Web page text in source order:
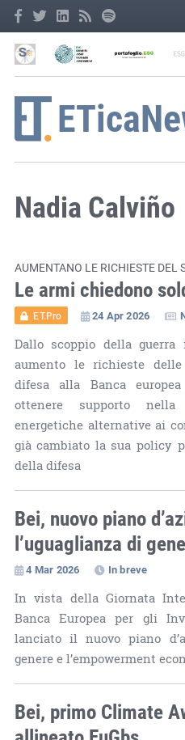
Nadia Calviño
AUMENTANO LE RICHIESTE DEL
Le armi chiedono
ET.Pro 24 Apr 2026
Dallo scoppio della
aumento le richieste
difesa alla Banca
ottenere supporto
energetiche alternative ai
già cambiato la sua policy
della difesa
Bei, nuovo piano
l’uguaglianza di
4 Mar 2026 In breve
In vista della Giornata
Banca Europea per gli
lanciato il nuovo piano
genere e l’empowerment
Bei, primo Climate